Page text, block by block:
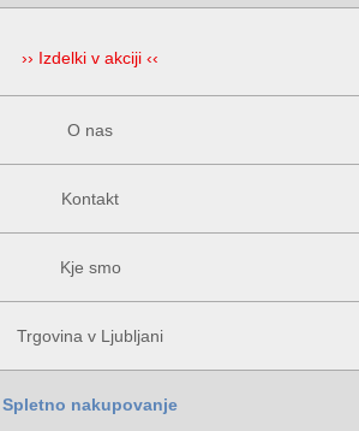
›› Izdelki v akciji ‹‹
O nas
Kontakt
Kje smo
Trgovina v Ljubljani
Spletno nakupovanje